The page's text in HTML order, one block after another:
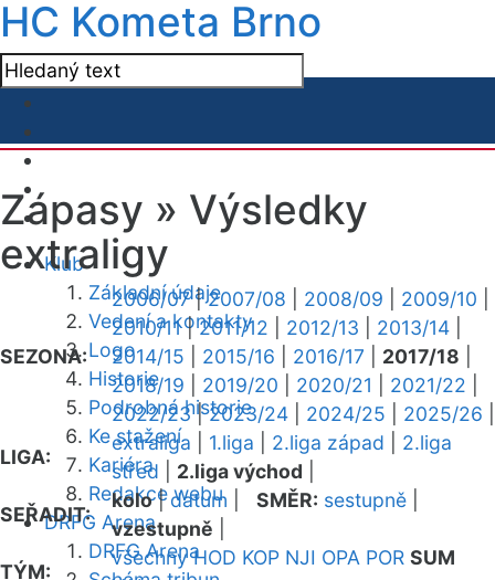
HC Kometa Brno
Klub
Základní údaje
Vedení a kontakty
Logo
Historie
Podrobná historie
Ke stažení
Kariéra
Redakce webu
DRFG Arena
DRFG Arena
Zápasy » Výsledky
extraligy
SEZONA:
2006/07|2007/08 2008/09 2009/10
2010/11|2011/12 2012/13 2013/14
2014/15
2015/16 2016/17 2017/18
2018/19
2019/20 2020/21 2021/22
2022/23|2023/24 2024/25 2025/26
LIGA:
extraliga 1.liga 2.liga západ
2.liga
střed
2.liga východ
SEŘADIT:
kolo|datum SMĚR: sestupně
vzestupně
TÝM:
všechny HOD KOP NJI OPA POR SUM